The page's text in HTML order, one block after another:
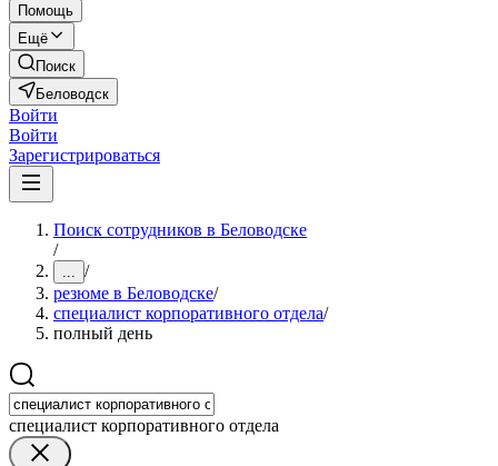
Помощь
Ещё
Поиск
Беловодск
Войти
Войти
Зарегистрироваться
Поиск сотрудников в Беловодске
/
... /
резюме в Беловодске/
специалист корпоративного отдела/
полный день
специалист корпоративного отдела